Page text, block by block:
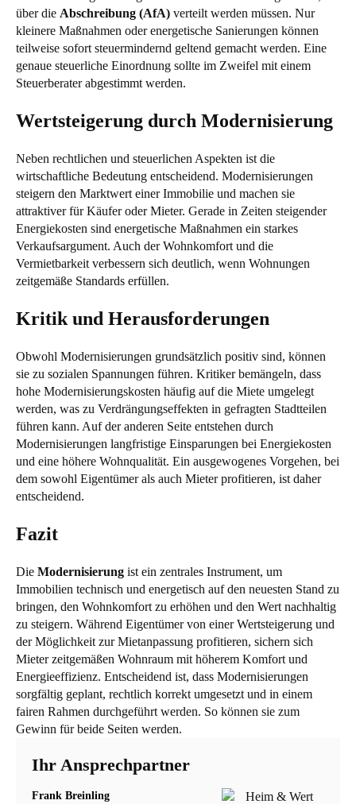
über die Abschreibung (AfA) verteilt werden müssen. Nur
kleinere Maßnahmen oder energetische Sanierungen können
teilweise sofort steuermindernd geltend gemacht werden. Eine
genaue steuerliche Einordnung sollte im Zweifel mit einem
Steuerberater abgestimmt werden.
Wertsteigerung durch Modernisierung
Neben rechtlichen und steuerlichen Aspekten ist die
wirtschaftliche Bedeutung entscheidend. Modernisierungen
steigern den Marktwert einer Immobilie und machen sie
attraktiver für Käufer oder Mieter. Gerade in Zeiten steigender
Energiekosten sind energetische Maßnahmen ein starkes
Verkaufsargument. Auch der Wohnkomfort und die
Vermietbarkeit verbessern sich deutlich, wenn Wohnungen
zeitgemäße Standards erfüllen.
Kritik und Herausforderungen
Obwohl Modernisierungen grundsätzlich positiv sind, können
sie zu sozialen Spannungen führen. Kritiker bemängeln, dass
hohe Modernisierungskosten häufig auf die Miete umgelegt
werden, was zu Verdrängungseffekten in gefragten Stadtteilen
führen kann. Auf der anderen Seite entstehen durch
Modernisierungen langfristige Einsparungen bei Energiekosten
und eine höhere Wohnqualität. Ein ausgewogenes Vorgehen, bei
dem sowohl Eigentümer als auch Mieter profitieren, ist daher
entscheidend.
Fazit
Die Modernisierung ist ein zentrales Instrument, um
Immobilien technisch und energetisch auf den neuesten Stand zu
bringen, den Wohnkomfort zu erhöhen und den Wert nachhaltig
zu steigern. Während Eigentümer von einer Wertsteigerung und
der Möglichkeit zur Mietanpassung profitieren, sichern sich
Mieter zeitgemäßen Wohnraum mit höherem Komfort und
Energieeffizienz. Entscheidend ist, dass Modernisierungen
sorgfältig geplant, rechtlich korrekt umgesetzt und in einem
fairen Rahmen durchgeführt werden. So können sie zum
Gewinn für beide Seiten werden.
Ihr Ansprechpartner
Frank Breinling